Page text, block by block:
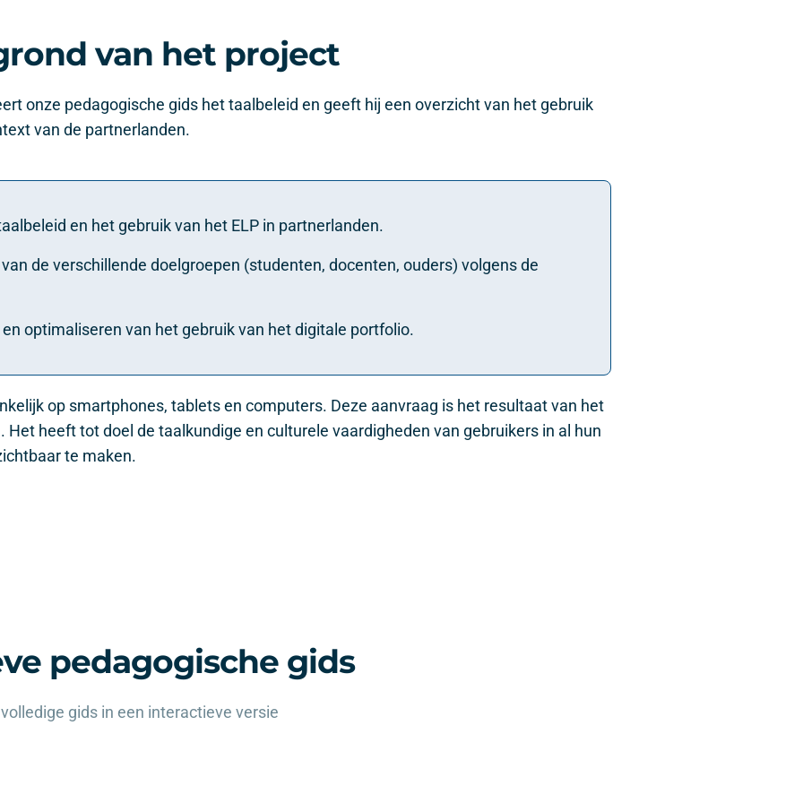
van het project
onze pedagogische gids het taalbeleid en geeft hij een overzicht van het gebruik
van de partnerlanden.
en het gebruik van het ELP in partnerlanden.
de verschillende doelgroepen (studenten, docenten, ouders) volgens de
optimaliseren van het gebruik van het digitale portfolio.
op smartphones, tablets en computers. Deze aanvraag is het resultaat van het
heeft tot doel de taalkundige en culturele vaardigheden van gebruikers in al hun
te maken.
pedagogische gids
gids in een interactieve versie